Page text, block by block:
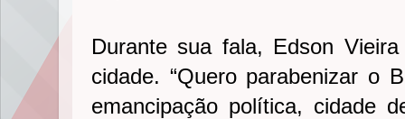
Durante sua fala, Edson
cidade. “Quero parabenizar o
emancipação política, cidade